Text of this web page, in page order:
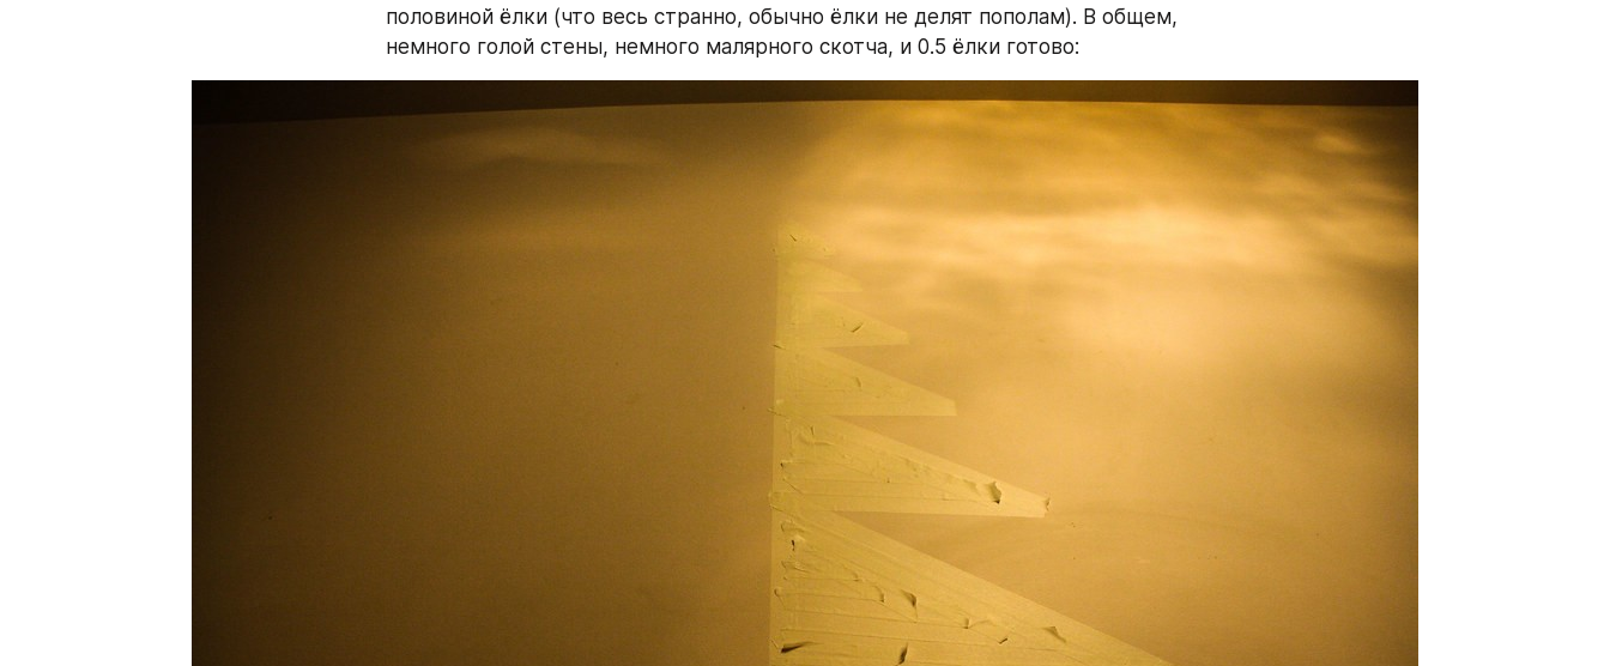
половиной ёлки (что весь странно, обычно ёлки не делят пополам). В общем,
немного голой стены, немного малярного скотча, и 0.5 ёлки готово: